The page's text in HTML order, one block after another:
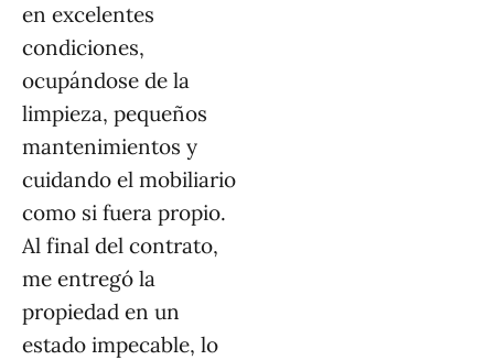
en excelentes
condiciones,
ocupándose de la
limpieza, pequeños
mantenimientos y
cuidando el mobiliario
como si fuera propio.
Al final del contrato,
me entregó la
propiedad en un
estado impecable, lo